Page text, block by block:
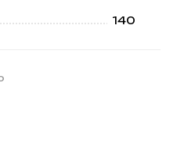
140